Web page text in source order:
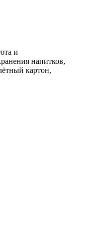
и
напитков,
картон,